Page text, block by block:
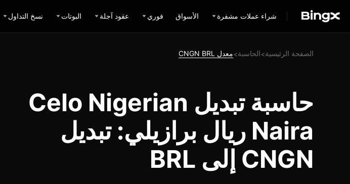
شراء عملات مشفرة الأسواق فوري عقود آجلة البوتات نسخ التداول
الصفحة الرئيسية>الحاسبة>معدل CNGN BRL
حاسبة تبديل Celo Nigerian
Naira ريال برازيلي: تبديل
CNGN إلى BRL